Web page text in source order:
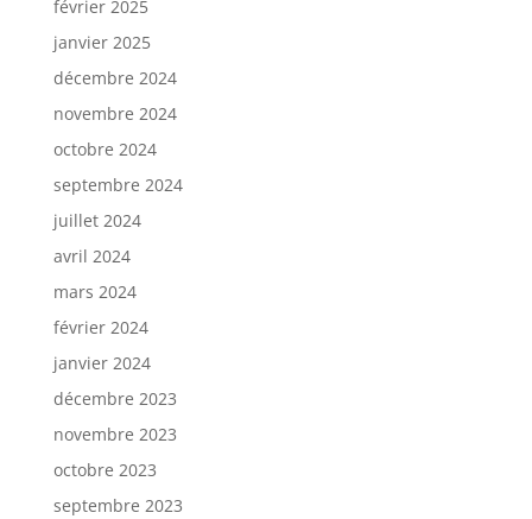
février 2025
janvier 2025
décembre 2024
novembre 2024
octobre 2024
septembre 2024
juillet 2024
avril 2024
mars 2024
février 2024
janvier 2024
décembre 2023
novembre 2023
octobre 2023
septembre 2023